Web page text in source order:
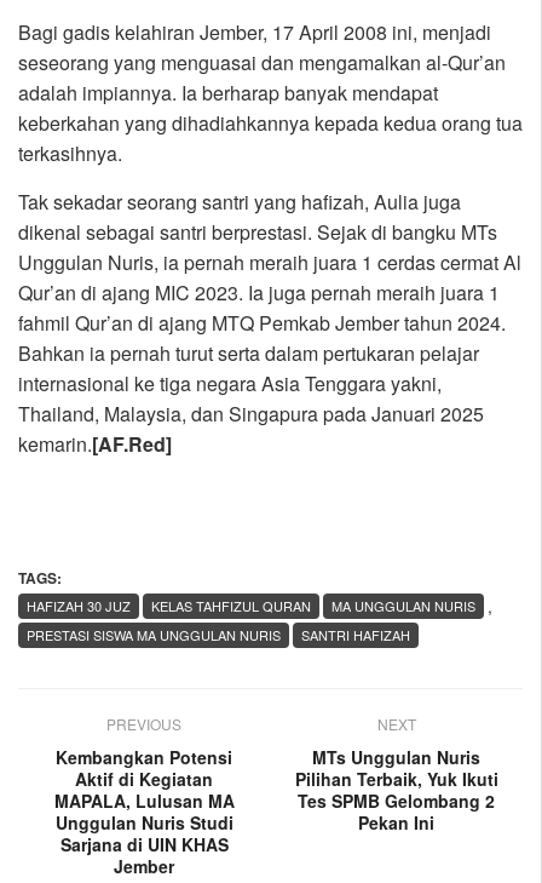
Bagi gadis kelahiran Jember, 17 April 2008 ini, menjadi
seseorang yang menguasai dan mengamalkan al-Qur’an
adalah impiannya. Ia berharap banyak mendapat
keberkahan yang dihadiahkannya kepada kedua orang tua
terkasihnya.
Tak sekadar seorang santri yang hafizah, Aulia juga
dikenal sebagai santri berprestasi. Sejak di bangku MTs
Unggulan Nuris, ia pernah meraih juara 1 cerdas cermat Al
Qur’an di ajang MIC 2023. Ia juga pernah meraih juara 1
fahmil Qur’an di ajang MTQ Pemkab Jember tahun 2024.
Bahkan ia pernah turut serta dalam pertukaran pelajar
internasional ke tiga negara Asia Tenggara yakni,
Thailand, Malaysia, dan Singapura pada Januari 2025
kemarin.[AF.Red]
TAGS:
,
HAFIZAH 30 JUZ KELAS TAHFIZUL QURAN
MA UNGGULAN NURIS
PRESTASI SISWA MA UNGGULAN NURIS
SANTRI HAFIZAH
PREVIOUS
Kembangkan Potensi
Aktif di Kegiatan
MAPALA, Lulusan MA
Unggulan Nuris Studi
Sarjana di UIN KHAS
Jember
NEXT
MTs Unggulan Nuris
Pilihan Terbaik, Yuk Ikuti
Tes SPMB Gelombang 2
Pekan Ini